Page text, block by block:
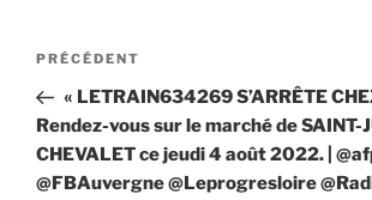
Navigation
l’article
Article
précédent
PRÉCÉDENT
« LETRAIN634269 S’ARRÊTE
Rendez-vous sur le marché de SAINT-
CHEVALET ce jeudi 4 août 2022. |
@FBAuvergne @Leprogresloire